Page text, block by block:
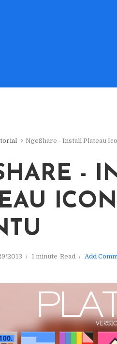
NgeShare - Install Plateau
-
2013 1 minute Read Add